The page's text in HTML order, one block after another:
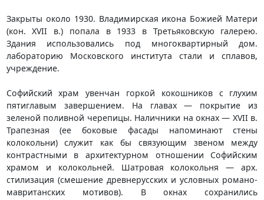
Закрыты около 1930. Владимирская икона Божией Матери
(кон. XVII в.) попала в 1933 в Третьяковскую галерею.
Здания использовались под многоквартирный дом.
лабораторию Московского института стали и сплавов,
учреждение.
Софийский храм увенчан горкой кокошников с глухим
пятиглавым завершением. На главах — покрытие из
зеленой поливной черепицы. Наличники на окнах — XVII в.
Трапезная (ее боковые фасады напоминают стены
колокольни) служит как бы связующим звеном между
контрастными в архитектурном отношении Софийским
храмом и колокольней. Шатровая колокольня — арх.
стилизация (смешение древнерусских и условных романо-
мавританских мотивов). В окнах сохранились